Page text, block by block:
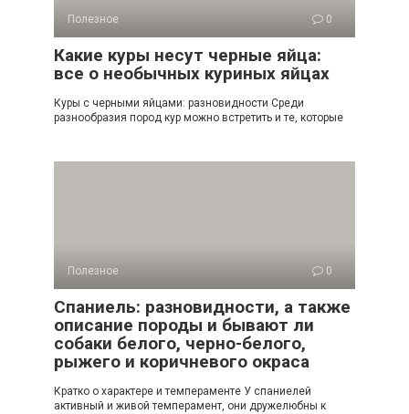
Полезное 0
Какие куры несут черные яйца:
все о необычных куриных яйцах
Куры с черными яйцами: разновидности Среди
разнообразия пород кур можно встретить и те, которые
Полезное 0
Спаниель: разновидности, а также
описание породы и бывают ли
собаки белого, черно-белого,
рыжего и коричневого окраса
Кратко о характере и темпераменте У спаниелей
активный и живой темперамент, они дружелюбны к